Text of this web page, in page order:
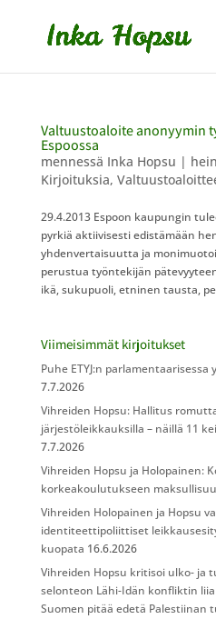
Valtuustoaloite anonyymin
Espoossa
mennessä Inka Hopsu |
Kirjoituksia,
29.4.2013 Espoon kaupungin
pyrkiä aktiivisesti edistämään
yhdenvertaisuutta ja
perustua työntekijän
ikä, sukupuoli, etninen tausta,
Viimeisimmät kirjoitukset
Puhe ETYJ:n parlamentaarisessa
7.7.2026
Vihreiden Hopsu: Hallitus
järjestöleikkauksilla – näillä 11
7.7.2026
Vihreiden Hopsu ja Holopainen:
korkeakoulutukseen
Vihreiden Holopainen ja Hopsu
identiteettipoliittiset
kuopata 16.6.2026
Vihreiden Hopsu kritisoi ulko- ja
selonteon Lähi-Idän konfliktin
Suomen pitää edetä Palestiinan